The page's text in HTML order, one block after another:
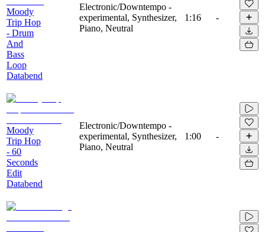
Moody
Trip Hop
- Drum
And
Bass
Loop
Databend
Electronic/Downtempo -
experimental, Synthesizer,
Piano, Neutral
1:16 -
Moody
Trip Hop
- 60
Seconds
Edit
Databend
Electronic/Downtempo -
experimental, Synthesizer,
Piano, Neutral
1:00 -